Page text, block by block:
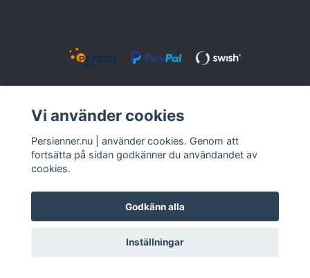
Vi använder cookies
Persienner.nu | använder cookies. Genom att
fortsätta på sidan godkänner du användandet av
cookies.
Godkänn alla
Inställningar